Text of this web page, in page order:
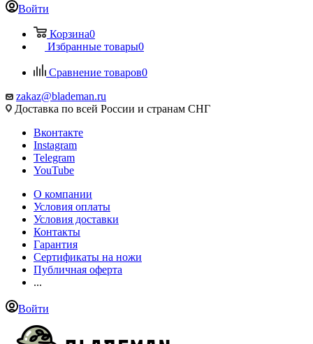
Войти
Корзина0
Избранные товары0
Сравнение товаров0
zakaz@blademan.ru
Доставка по всей России и странам СНГ
Вконтакте
Instagram
Telegram
YouTube
О компании
Условия оплаты
Условия доставки
Контакты
Гарантия
Сертификаты на ножи
Публичная оферта
...
Войти